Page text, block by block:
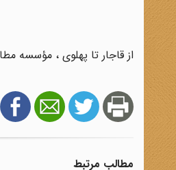
از قاجار تا پهلوی ، مؤسسه
مطالب مرتبط